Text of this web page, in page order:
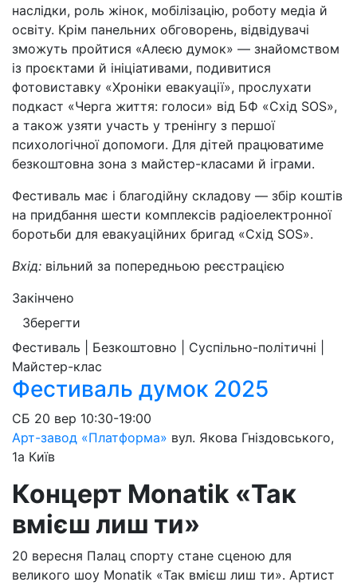
наслідки, роль жінок, мобілізацію, роботу медіа й
освіту. Крім панельних обговорень, відвідувачі
зможуть пройтися «Алеєю думок» — знайомством
із проєктами й ініціативами, подивитися
фотовиставку «Хроніки евакуації», прослухати
подкаст «Черга життя: голоси» від БФ «Схід SOS»,
а також узяти участь у тренінгу з першої
психологічної допомоги. Для дітей працюватиме
безкоштовна зона з майстер-класами й іграми.
Фестиваль має і благодійну складову — збір коштів
на придбання шести комплексів радіоелектронної
боротьби для евакуаційних бригад «Схід SOS».
Вхід: вільний за попередньою реєстрацією
Закінчено
Зберегти
Фестиваль | Безкоштовно | Суспільно-політичні |
Майстер-клас
Фестиваль думок 2025
СБ 20 вер 10:30-19:00
Арт-завод «Платформа» вул. Якова Гніздовського,
1а Київ
Концерт Monatik «Так
вмієш лиш ти»
20 вересня Палац спорту стане сценою для
великого шоу Monatik «Так вмієш лиш ти». Артист